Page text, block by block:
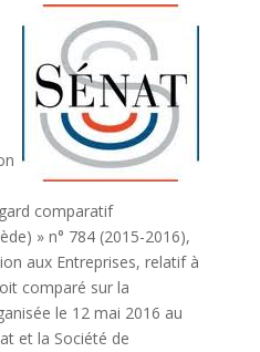
comparatif
» n° 784 (2015-2016),
aux Entreprises, relatif à
comparé sur la
le 12 mai 2016 au
et la Société de